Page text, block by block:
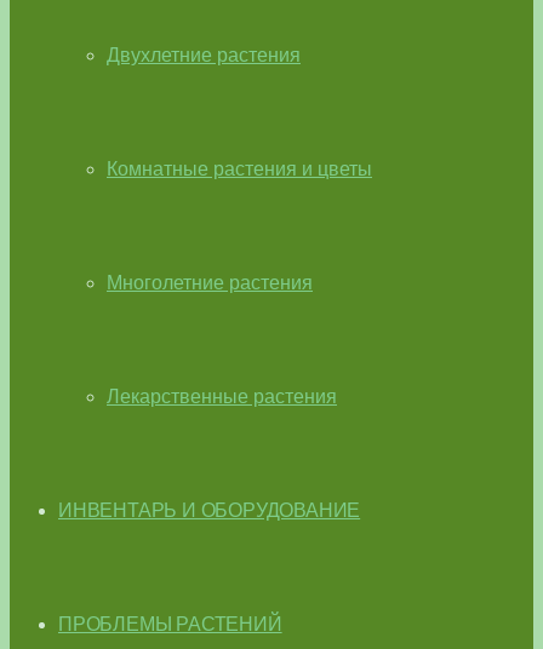
Двухлетние растения
Комнатные растения и цветы
Многолетние растения
Лекарственные растения
ИНВЕНТАРЬ И ОБОРУДОВАНИЕ
ПРОБЛЕМЫ РАСТЕНИЙ